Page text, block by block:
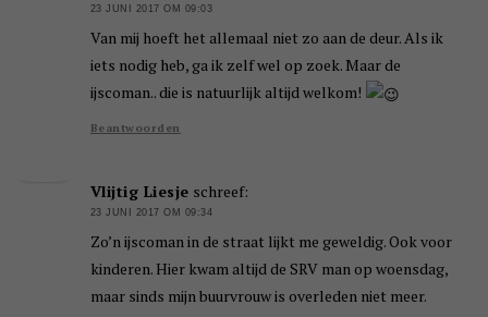
23 JUNI 2017 OM 09:03
Van mij hoeft het allemaal niet zo aan de deur. Als ik
iets nodig heb, ga ik zelf wel op zoek. Maar de
ijscoman.. die is natuurlijk altijd welkom!
Beantwoorden
Vlijtig Liesje schreef:
23 JUNI 2017 OM 09:34
Zo’n ijscoman in de straat lijkt me geweldig. Ook voor
kinderen. Hier kwam altijd de SRV man op woensdag,
maar sinds mijn buurvrouw is overleden niet meer.